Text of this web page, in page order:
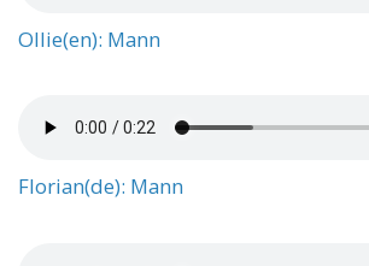
Ollie(en): Mann
Florian(de): Mann